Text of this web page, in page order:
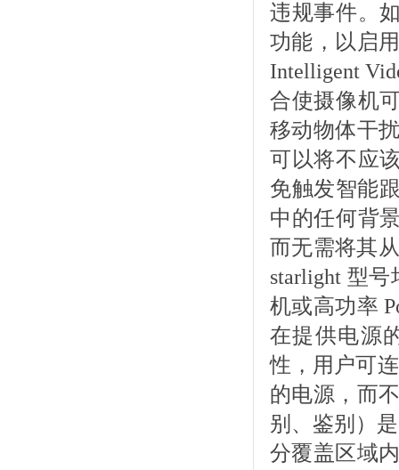
违规事件。
功能，以启
Intelligent
合使摄像机
移动物体干
可以将不应
免触发智能
中的任何背
而无需将其
starlight 型
机或高功率
在提供电源
性，用户可
的电源，而
别、鉴别）
分覆盖区域